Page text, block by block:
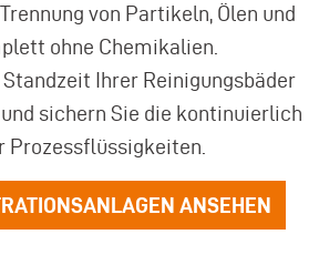
von Partikeln, Ölen und
ohne Chemikalien.
Ihrer Reinigungsbäder
sichern Sie die kontinuierlich
Prozessflüssigkeiten.
ANSEHEN